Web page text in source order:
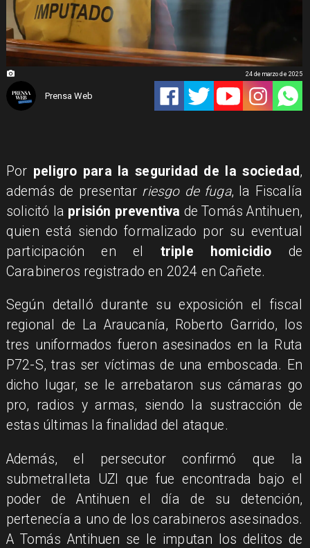
Prensa Web
24 de marzo de 2025
Por peligro para la seguridad de la sociedad,
además de presentar riesgo de fuga, la Fiscalía
solicitó la prisión preventiva de Tomás Antihuen,
quien está siendo formalizado por su eventual
participación en el triple homicidio de
Carabineros registrado en 2024 en Cañete.
Según detalló durante su exposición el fiscal
regional de La Araucanía, Roberto Garrido, los
tres uniformados fueron asesinados en la Ruta
P72-S, tras ser víctimas de una emboscada. En
dicho lugar, se le arrebataron sus cámaras go
pro, radios y armas, siendo la sustracción de
estas últimas la finalidad del ataque.
Además, el persecutor confirmó que la
submetralleta UZI que fue encontrada bajo el
poder de Antihuen el día de su detención,
pertenecía a uno de los carabineros asesinados.
A Tomás Antihuen se le imputan los delitos de